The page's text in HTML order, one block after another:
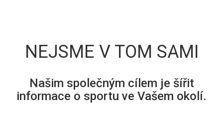
NEJSME V TOM SAMI
Našim společným cílem je šířit
informace o sportu ve Vašem okolí.